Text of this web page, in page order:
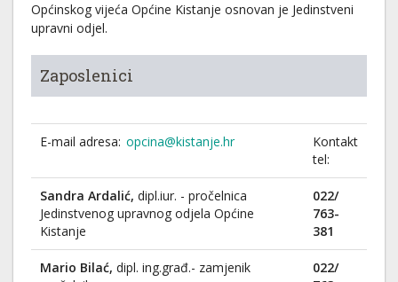
Općinskog vijeća Općine Kistanje osnovan je Jedinstveni
upravni odjel.
Zaposlenici
E-mail adresa: opcina@kistanje.hr
Kontakt
tel:
Sandra Ardalić, dipl.iur. - pročelnica
Jedinstvenog upravnog odjela Općine
Kistanje
022/
763-
381
Mario Bilać, dipl. ing.građ.- zamjenik
022/